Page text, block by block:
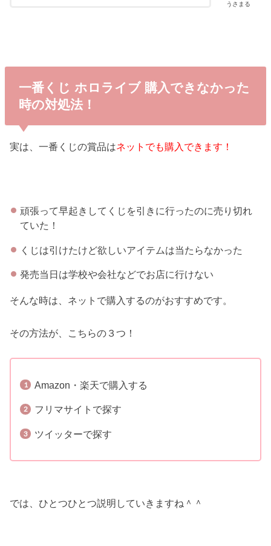
うさまる
一番くじ ホロライブ 購入できなかった
時の対処法！
実は、一番くじの賞品はネットでも購入できます！
頑張って早起きしてくじを引きに行ったのに売り切れ
ていた！
くじは引けたけど欲しいアイテムは当たらなかった
発売当日は学校や会社などでお店に行けない
そんな時は、ネットで購入するのがおすすめです。
その方法が、こちらの３つ！
Amazon・楽天で購入する
フリマサイトで探す
ツイッターで探す
では、ひとつひとつ説明していきますね＾＾